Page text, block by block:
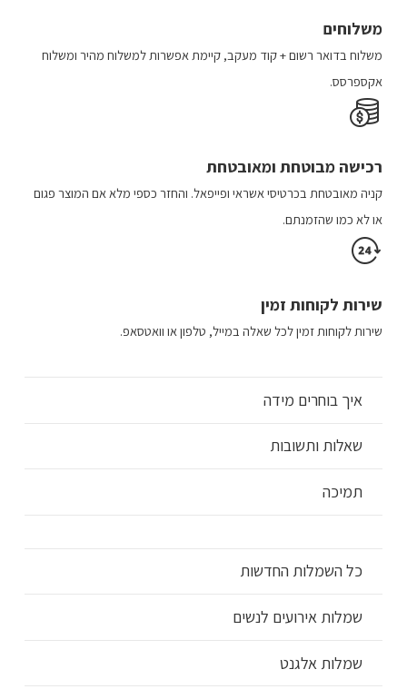
המוצר
משלוחים
משלוח​ ב​דואר רשום + קוד מעקב​​, קיימת אפשרות למשלוח מהיר​ ומשלוח
אקספרסס.
רכישה​ מבוטחת ​ומאובטחת
קניה מאובטחת בכרטיסי אשראי ופייפאל. והחזר כספי מלא אם המוצר פגום
או לא כמו שהזמנתם.
שירות לקוחות זמין
שירות לקוחות זמין לכל שאלה במייל, טלפון או וואטסאפ.
איך בוחרים מידה
שאלות ותשובות
תמיכה
כל השמלות החדשות
שמלות אירועים לנשים
שמלות אלגנט